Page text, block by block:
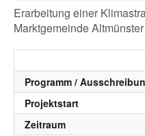
Erarbeitung einer
Marktgemeinde
Programm /
Projektstart
Zeitraum